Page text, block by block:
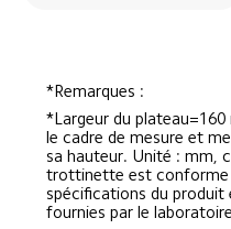
*Remarques :
*Largeur du
le cadre de mesure et
sa hauteur. Unité : mm,
trottinette est conforme
spécifications du produit
fournies par le